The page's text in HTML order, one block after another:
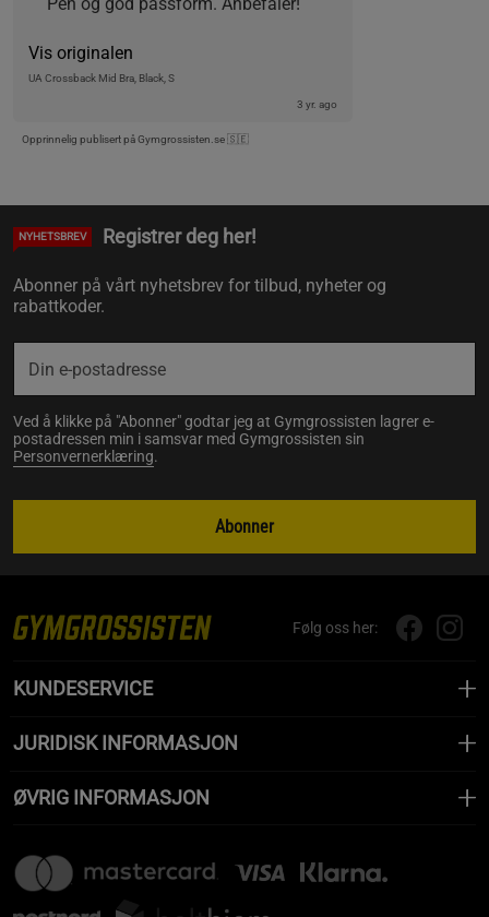
Vis originalen
UA Crossback Mid Bra, Black, S
3 yr. ago
Opprinnelig publisert på Gymgrossisten.se 🇸🇪
NYHETSBREV Registrer deg her!
Abonner på vårt nyhetsbrev for tilbud, nyheter og
rabattkoder.
Ved å klikke på "Abonner" godtar jeg at Gymgrossisten lagrer e-
postadressen min i samsvar med Gymgrossisten sin
Personvernerklæring.
Abonner
Følg oss her:
KUNDESERVICE
JURIDISK INFORMASJON
ØVRIG INFORMASJON